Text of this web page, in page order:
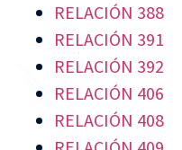
RELACIÓN 388
RELACIÓN 391
RELACIÓN 392
RELACIÓN 406
RELACIÓN 408